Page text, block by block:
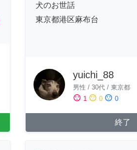
犬のお世話
東京都港区麻布台
yuichi_88
男性 / 30代/ 東京都
sentiment_satisfied 1 sentiment_neutral 0 sentiment_dissatisfied 0
終了